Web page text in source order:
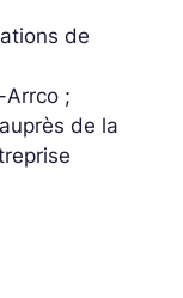
de
Arrco ;
de la